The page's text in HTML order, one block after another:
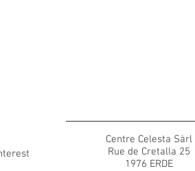
Centre Celesta Sàrl
Rue de Cretalla 25
1976 ERDE